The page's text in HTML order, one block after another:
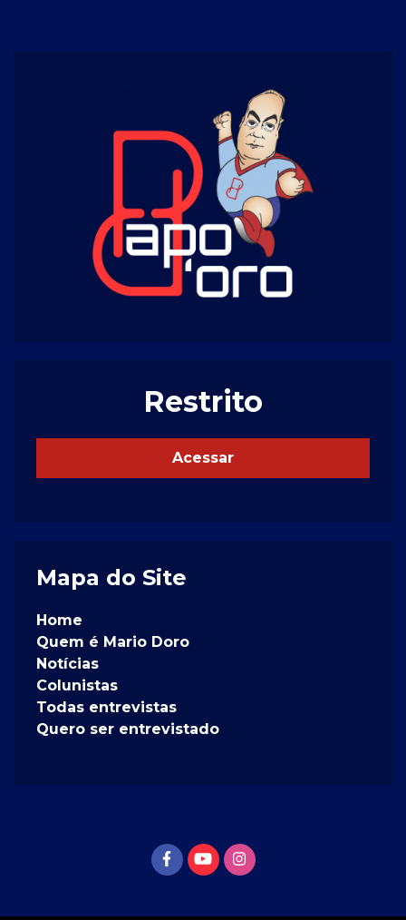
Restrito
Acessar
Mapa do Site
Home
Quem é Mario Doro
Notícias
Colunistas
Todas entrevistas
Quero ser entrevistado